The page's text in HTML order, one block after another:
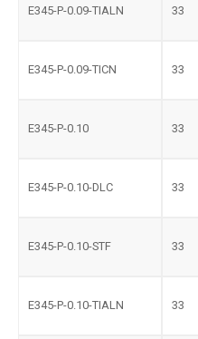
E345-P-0.09-TIALN 33
E345-P-0.09-TICN 33
E345-P-0.10 33
E345-P-0.10-DLC 33
E345-P-0.10-STF 33
E345-P-0.10-TIALN 33